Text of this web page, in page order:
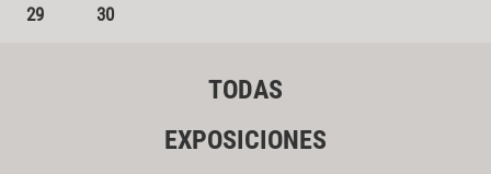
29
30
TODAS
EXPOSICIONES